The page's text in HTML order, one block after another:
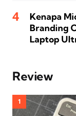
Kenapa
Branding
Laptop
Review